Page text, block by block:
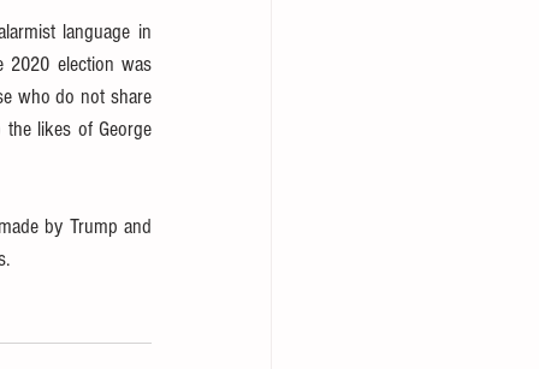
language in
2020 election was
who do not share
likes of George
by Trump and